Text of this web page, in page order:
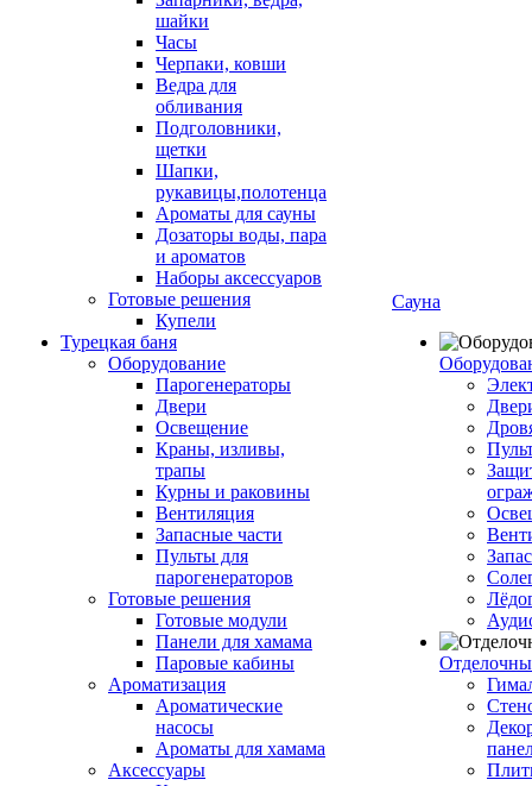
шайки
Часы
Черпаки, ковши
Ведра для
обливания
Подголовники,
щетки
Шапки,
рукавицы,полотенца
Ароматы для сауны
Дозаторы воды, пара
и ароматов
Наборы аксессуаров
Готовые решения
Купели
Турецкая баня
Оборудование
Парогенераторы
Двери
Освещение
Краны, изливы,
трапы
Курны и раковины
Вентиляция
Запасные части
Пульты для
парогенераторов
Готовые решения
Готовые модули
Панели для хамама
Паровые кабины
Ароматизация
Ароматические
насосы
Ароматы для хамама
Аксессуары
Сауна